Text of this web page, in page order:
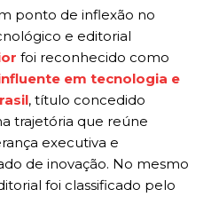
ponto de inflexão no
e editorial
foi reconhecido como
em tecnologia e
, título concedido
trajetória que reúne
executiva e
de inovação. No mesmo
foi classificado pelo